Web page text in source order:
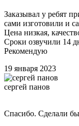
Заказывал у ребят
сами изготовили и
Цена низкая,
Сроки озвучили 14
Рекомендую
19 января 2023
сергей панов
Спасибо. Сделали